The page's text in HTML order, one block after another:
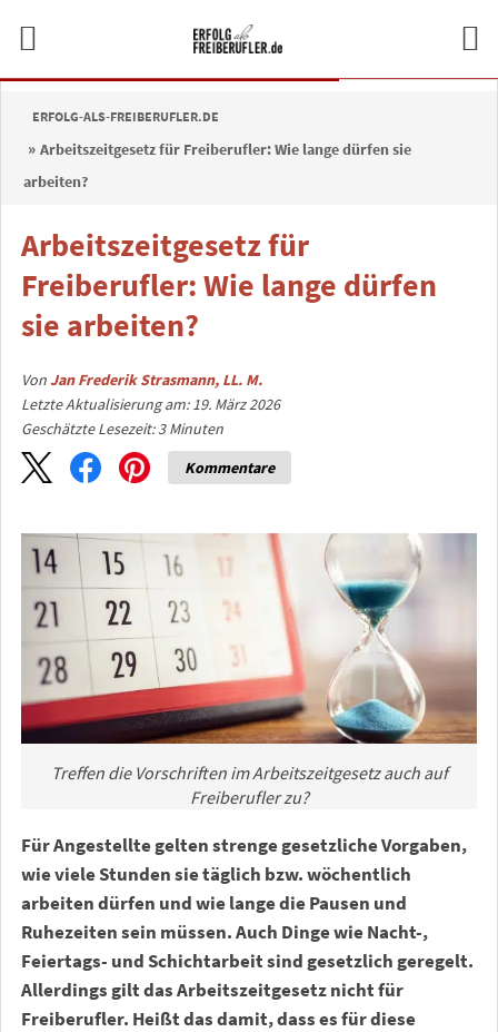
ERFOLG-ALS-FREIBERUFLER.DE
Arbeitszeitgesetz für Freiberufler: Wie lange dürfen sie
arbeiten?
Arbeitszeitgesetz für
Freiberufler: Wie lange dürfen
sie arbeiten?
VonJan Frederik Strasmann, LL. M.
Letzte Aktualisierung am: 19. März 2026
Geschätzte Lesezeit:3 Minuten
Kommentare
Treffen die Vorschriften im Arbeitszeitgesetz auch auf
Freiberufler zu?
Für Angestellte gelten strenge gesetzliche Vorgaben,
wie viele Stunden sie täglich bzw. wöchentlich
arbeiten dürfen und wie lange die Pausen und
Ruhezeiten sein müssen. Auch Dinge wie Nacht-,
Feiertags- und Schichtarbeit sind gesetzlich geregelt.
Allerdings gilt das Arbeitszeitgesetz nicht für
Freiberufler. Heißt das damit, dass es für diese